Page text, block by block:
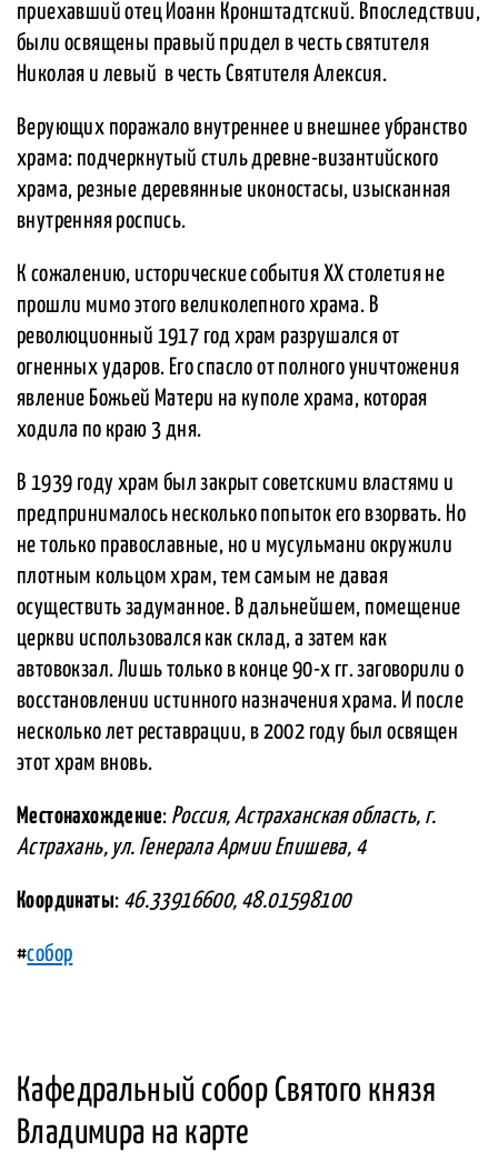
приехавший отец Иоанн Кронштадтский. Впоследствии,
были освящены правый придел в честь святителя
Николая и левый ­ в честь Святителя Алексия.
Верующих поражало внутреннее и внешнее убранство
храма: подчеркнутый стиль древне-византийского
храма, резные деревянные иконостасы, изысканная
внутренняя роспись.
К сожалению, исторические события XX столетия не
прошли мимо этого великолепного храма. В
революционный 1917 год храм разрушался от
огненных ударов. Его спасло от полного уничтожения
явление Божьей Матери на куполе храма, которая
ходила по краю 3 дня.
В 1939 году храм был закрыт советскими властями и
предпринималось несколько попыток его взорвать. Но
не только православные, но и мусульмани окружили
плотным кольцом храм, тем самым не давая
осуществить задуманное. В дальнейшем, помещение
церкви использовался как склад, а затем как
автовокзал. Лишь только в конце 90-х гг. заговорили о
восстановлении истинного назначения храма. И после
несколько лет реставрации, в 2002 году был освящен
этот храм вновь.
Местонахождение: Россия, Астраханская область, г.
Астрахань, ул. Генерала Армии Епишева, 4
Координаты: 46.33916600, 48.01598100
#собор
Кафедральный собор Святого князя
Владимира на карте